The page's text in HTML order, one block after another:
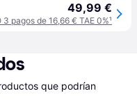
49,99 €
3 pagos de 16,66 € TAE 0%¹
que podrían